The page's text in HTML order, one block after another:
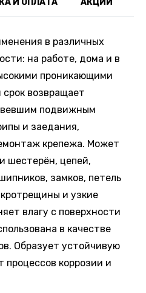
И ОПЛАТА АКЦИИ
в различных
на работе, дома и в
проникающими
срок возвращает
подвижным
и заедания,
крепежа. Может
шестерён, цепей,
замков, петель
и узкие
влагу с поверхности
в качестве
Образует устойчивую
коррозии и